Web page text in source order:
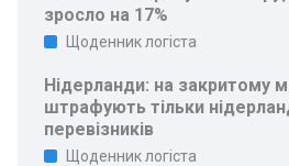
зросло на 17%
Щоденник логіста
Нідерланди: на закритому
штрафують тільки
перевізників
Щоденник логіста